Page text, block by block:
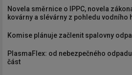
Novela směrnice o IPPC, novela
kovárny a slévárny z pohledu vodního
Komise plánuje začlenit spalovny
PlasmaFlex: od nebezpečného
část